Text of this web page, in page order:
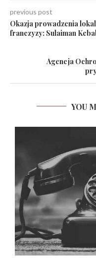
previous post
Okazja prowadzenia
franczyzy: Sulaiman
Agencja
YOU